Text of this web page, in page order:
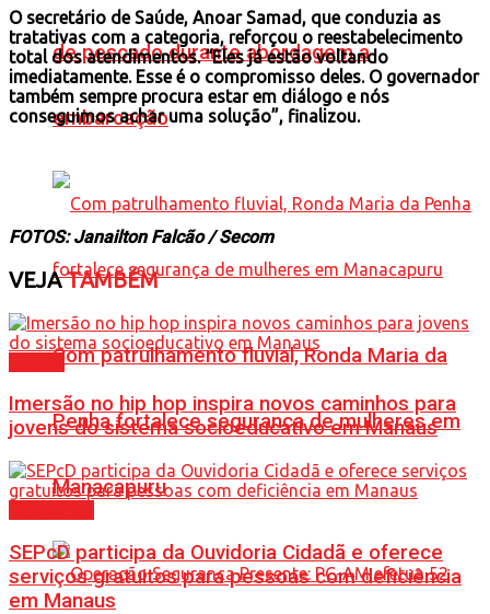
de pescado durante abordagem a
embarcação
Com patrulhamento fluvial, Ronda Maria da
Penha fortalece segurança de mulheres em
Manacapuru
O secretário de Saúde, Anoar Samad, que conduzia as
tratativas com a categoria, reforçou o reestabelecimento
total dos atendimentos. “Eles já estão voltando
imediatamente. Esse é o compromisso deles. O governador
também sempre procura estar em diálogo e nós
conseguimos achar uma solução”, finalizou.
FOTOS: Janailton Falcão / Secom
VEJATAMBÉM
Imersão no hip hop inspira novos caminhos para
jovens do sistema socioeducativo em Manaus
SEPcD participa da Ouvidoria Cidadã e oferece
serviços gratuitos para pessoas com deficiência
em Manaus